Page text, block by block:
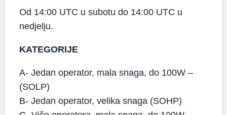
Od 14:00 UTC u subotu do 14:00 UTC u
nedjelju.
KATEGORIJE
A- Jedan operator, mala snaga, do 100W –
(SOLP)
B- Jedan operator, velika snaga (SOHP)